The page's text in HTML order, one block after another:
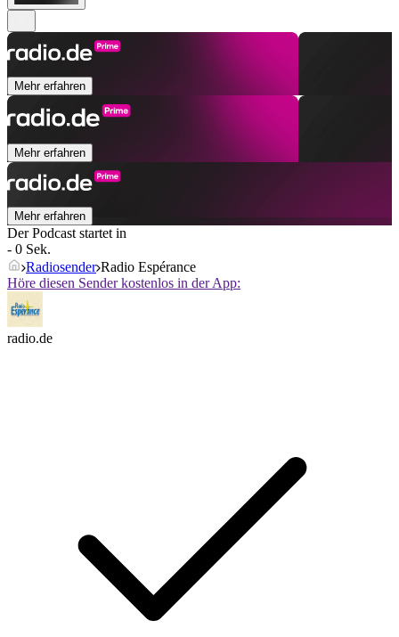
Mehr erfahren
Mehr erfahren
Mehr erfahren
Der Podcast startet in
- 0 Sek.
Radiosender Radio Espérance
Höre diesen Sender kostenlos in der App:
radio.de